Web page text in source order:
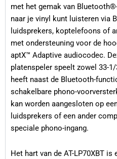
met het gemak van
naar je vinyl kunt luisteren via
luidsprekers, koptelefoons of
met ondersteuning voor de
aptX™ Adaptive audiocodec.
platenspeler speelt zowel 33-
heeft naast de Bluetooth-
schakelbare phono-
kan worden aangesloten op
luidsprekers of een ander
speciale phono-ingang.
Het hart van de AT-LP70XBT